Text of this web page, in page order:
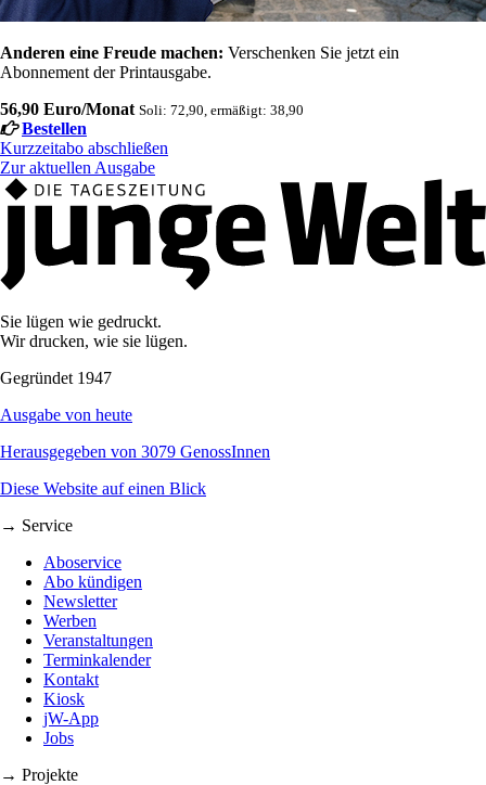
Anderen eine Freude machen: Verschenken Sie jetzt ein
Abonnement der Printausgabe.
56,90 Euro/Monat Soli: 72,90, ermäßigt: 38,90
Bestellen
Kurzzeitabo abschließen
Zur aktuellen Ausgabe
Sie lügen wie gedruckt.
Wir drucken, wie sie lügen.
Gegründet 1947
Ausgabe von heute
Herausgegeben von 3079 GenossInnen
Diese Website auf einen Blick
→ Service
Aboservice
Abo kündigen
Newsletter
Werben
Veranstaltungen
Terminkalender
Kontakt
Kiosk
jW-App
Jobs
→ Projekte